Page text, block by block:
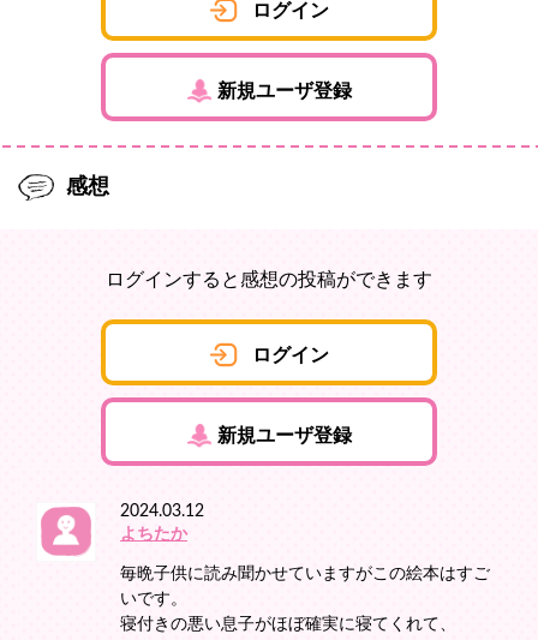
ログイン
新規ユーザ登録
感想
ログインすると感想の投稿ができます
ログイン
新規ユーザ登録
2024.03.12
よちたか
毎晩子供に読み聞かせていますがこの絵本はすご
いです。
寝付きの悪い息子がほぼ確実に寝てくれて、